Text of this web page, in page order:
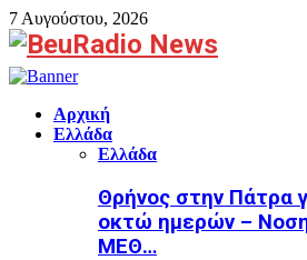
7 Αυγούστου, 2026
Facebook
Αρχική
Ελλάδα
Ελλάδα
Θρήνος στην Πάτρα
οκτώ ημερών –
ΜΕΘ…